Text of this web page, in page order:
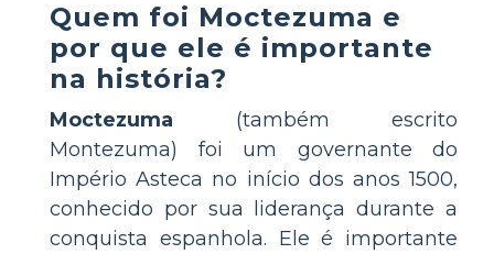
Quem foi Moctezuma e
por que ele é importante
na história?
Moctezuma (também escrito
Montezuma) foi um governante do
Império Asteca no início dos anos 1500,
conhecido por sua liderança durante a
conquista espanhola. Ele é importante